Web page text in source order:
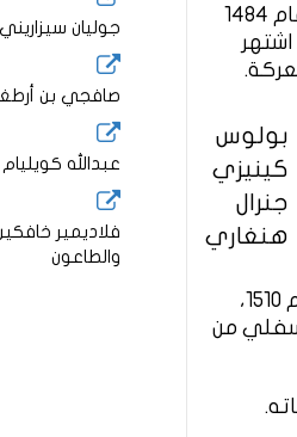
جوليان سيزاريني
صافجي بن
عبدالله
فلاديمير
والطاعون
بول جنرالاً هنغاريًا في خدمة الجيش المجري تحت قيادة الملك ماتياس كورفينوس. ومن عام 1484
بولوس
كينيزي
جنرال
هنغاري
السعادة) بولس دي كنزي حصل على حيازة في مقاطعة أبايج. (4) في وقت لاحق في عام 1510،
من